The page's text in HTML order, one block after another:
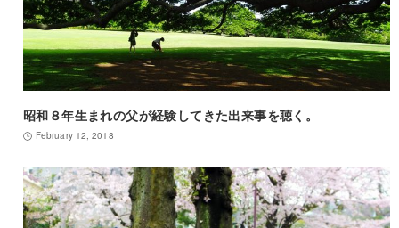
昭和８年生まれの父が経験してきた出来事を聴く。
February 12, 2018